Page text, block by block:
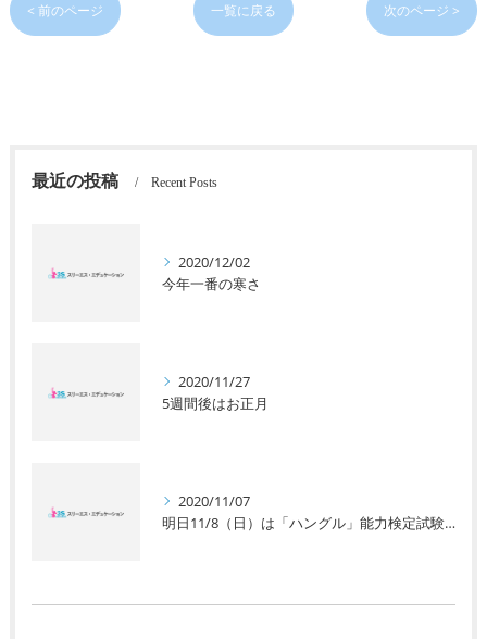
< 前のページ 一覧に戻る 次のページ >
最近の投稿 Recent Posts
2020/12/02
今年一番の寒さ
2020/11/27
5週間後はお正月
2020/11/07
明日11/8（日）は「ハングル」能力検定試験です。